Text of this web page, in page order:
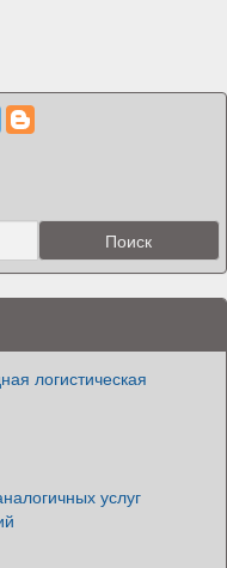
логистическая
услуг